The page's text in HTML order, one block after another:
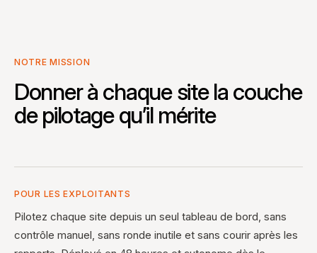
NOTRE MISSION
Donner à chaque site la couche
de pilotage qu’il mérite
POUR LES EXPLOITANTS
Pilotez chaque site depuis un seul tableau de bord, sans
contrôle manuel, sans ronde inutile et sans courir après les